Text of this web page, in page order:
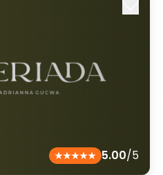
5.00/5